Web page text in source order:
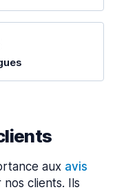
aux avis
nos clients. Ils